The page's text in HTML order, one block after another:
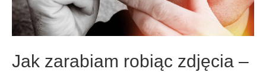
Jak zarabiam robiąc zdjęcia –